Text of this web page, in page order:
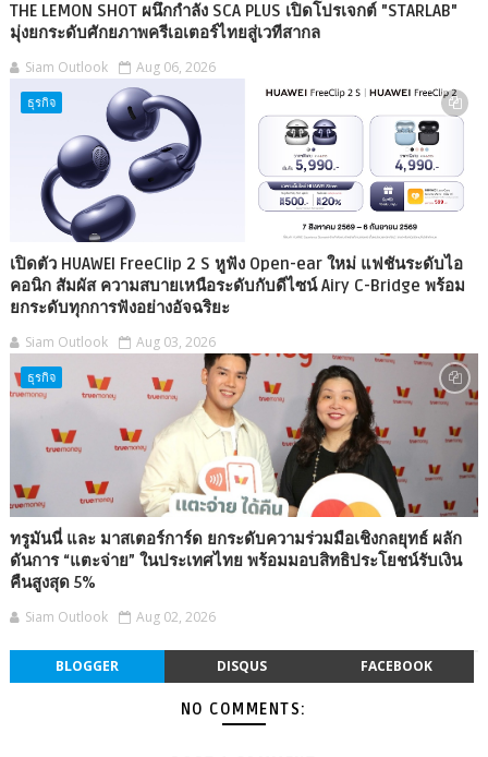
THE LEMON SHOT ผนึกกำลัง SCA PLUS เปิดโปรเจกต์ "STARLAB"
มุ่งยกระดับศักยภาพครีเอเตอร์ไทยสู่เวทีสากล
Siam Outlook Aug 06, 2026
ธุรกิจ
เปิดตัว HUAWEI FreeClip 2 S หูฟัง Open-ear ใหม่ แฟชันระดับไอ
คอนิก สัมผัส ความสบายเหนือระดับกับดีไซน์ Airy C-Bridge พร้อม
ยกระดับทุกการฟังอย่างอัจฉริยะ
Siam Outlook Aug 03, 2026
ธุรกิจ
ทรูมันนี่ และ มาสเตอร์การ์ด ยกระดับความร่วมมือเชิงกลยุทธ์ ผลัก
ดันการ “แตะจ่าย” ในประเทศไทย พร้อมมอบสิทธิประโยชน์รับเงิน
คืนสูงสุด 5%
Siam Outlook Aug 02, 2026
BLOGGER DISQUS FACEBOOK
NO COMMENTS: